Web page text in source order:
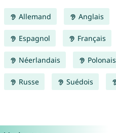
Allemand Anglais
Espagnol Français
Néerlandais Polonais
Russe Suédois